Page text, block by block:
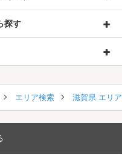
探す
エリア検索 滋賀県 エリ